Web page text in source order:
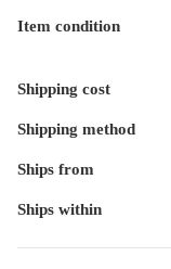
Item condition
Shipping cost
Shipping method
Ships from
Ships within